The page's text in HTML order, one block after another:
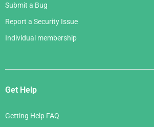
Submit a Bug
Report a Security Issue
Individual membership
Get Help
Getting Help FAQ